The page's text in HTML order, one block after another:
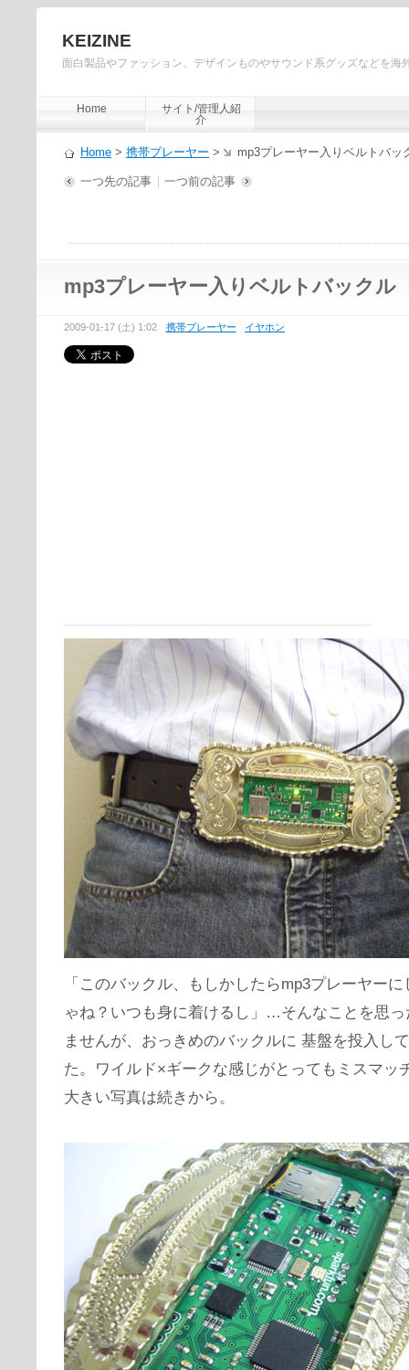
KEIZINE
面白製品やファッション、デザインものやサウンド系グッズなどを海
Home
サイト/管理人紹
介
Home > 携帯プレーヤー > mp3プレーヤー入りベルトバッ
一つ先の記事 一つ前の記事
mp3プレーヤー入りベルトバックル
2009-01-17 (土) 1:02 携帯プレーヤー イヤホン
「このバックル、もしかしたらmp3プレーヤー
ゃね？いつも身に着けるし」…そんなことを思
ませんが、おっきめのバックルに 基盤を投入し
た。ワイルド×ギークな感じがとってもミスマッ
大きい写真は続きから。